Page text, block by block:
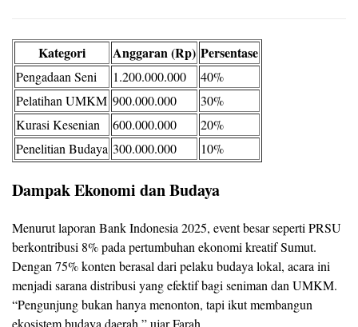
Kategori Anggaran (Rp) Persentase
Pengadaan Seni 1.200.000.000
40%
Pelatihan UMKM 900.000.000
30%
Kurasi Kesenian
600.000.000
20%
Penelitian Budaya 300.000.000 10%
Dampak Ekonomi dan Budaya
Menurut laporan Bank Indonesia 2025, event besar seperti PRSU
berkontribusi 8% pada pertumbuhan ekonomi kreatif Sumut.
Dengan 75% konten berasal dari pelaku budaya lokal, acara ini
menjadi sarana distribusi yang efektif bagi seniman dan UMKM.
“Pengunjung bukan hanya menonton, tapi ikut membangun
ekosistem budaya daerah,” ujar Farah.